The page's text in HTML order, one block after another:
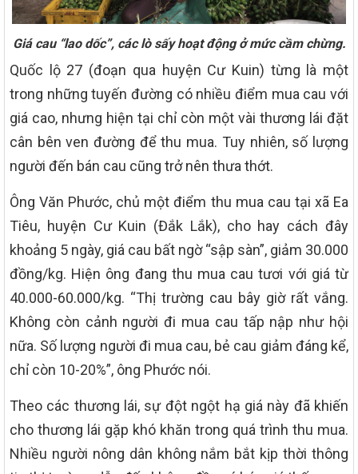
Giá cau “lao dốc”, các lò sấy hoạt động ở mức cầm chừng.
Quốc lộ 27 (đoạn qua huyện Cư Kuin) từng là một
trong những tuyến đường có nhiều điểm mua cau với
giá cao, nhưng hiện tại chỉ còn một vài thương lái đặt
cân bên ven đường để thu mua. Tuy nhiên, số lượng
người đến bán cau cũng trở nên thưa thớt.
Ông Văn Phước, chủ một điểm thu mua cau tại xã Ea
Tiêu, huyện Cư Kuin (Đắk Lắk), cho hay cách đây
khoảng 5 ngày, giá cau bất ngờ “sập sàn”, giảm 30.000
đồng/kg. Hiện ông đang thu mua cau tươi với giá từ
40.000-60.000/kg. “Thị trường cau bây giờ rất vắng.
Không còn cảnh người đi mua cau tấp nập như hội
nữa. Số lượng người đi mua cau, bẻ cau giảm đáng kể,
chỉ còn 10-20%”, ông Phước nói.
Theo các thương lái, sự đột ngột hạ giá này đã khiến
cho thương lái gặp khó khăn trong quá trình thu mua.
Nhiều người nông dân không nắm bắt kịp thời thông